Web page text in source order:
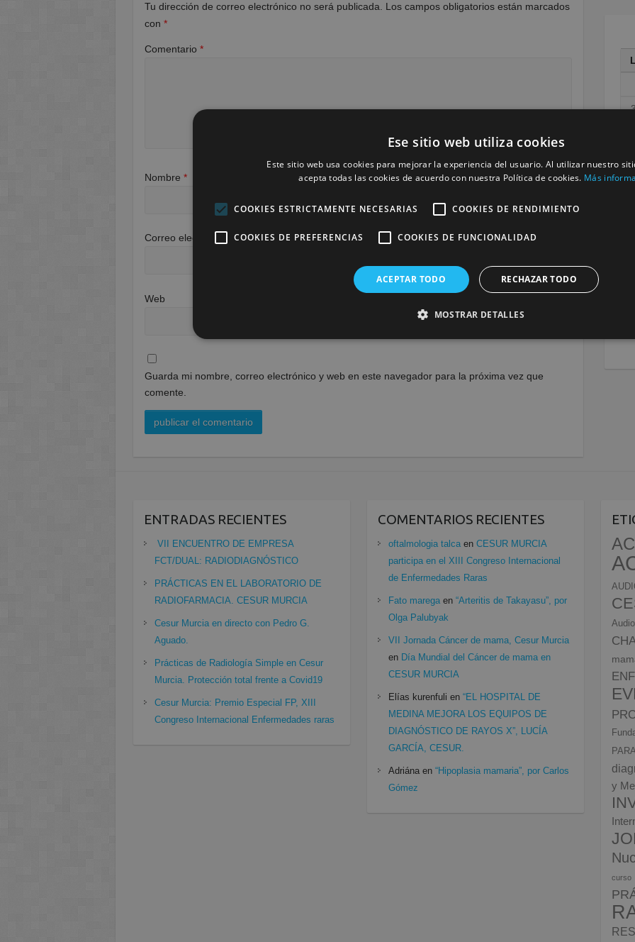
Tu dirección de correo electrónico no será publicada. Los campos obligatorios están marcados
con*
Comentario*
Nombre*
Correo electrónico *
Web
Guarda mi nombre, correo electrónico y web en este navegador para la próxima vez que
comente.
L
ENTRADAS RECIENTES
VII ENCUENTRO DE EMPRESA
FCT/DUAL: RADIODIAGNÓSTICO
PRÁCTICAS EN EL LABORATORIO DE
RADIOFARMACIA. CESUR MURCIA
Cesur Murcia en directo con Pedro G.
Aguado.
Prácticas de Radiología Simple en Cesur
Murcia. Protección total frente a Covid19
Cesur Murcia: Premio Especial FP, XIII
Congreso Internacional Enfermedades raras
COMENTARIOS RECIENTES
oftalmologia talca enCESUR MURCIA
participa en el XIII Congreso Internacional
de Enfermedades Raras
Fato marega en“Arteritis de Takayasu”, por
Olga Palubyak
VII Jornada Cáncer de mama, Cesur Murcia
en Día Mundial del Cáncer de mama en
CESUR MURCIA
Elías kurenfuli en“EL HOSPITAL DE
MEDINA MEJORA LOS EQUIPOS DE
DIAGNÓSTICO DE RAYOS X”, LUCÍA
GARCÍA, CESUR.
Adriána en“Hipoplasia mamaria”, por Carlos
Gómez
y
curso
Ese sitio web utiliza cookies
Este sitio web usa cookies para mejorar la experiencia del usuario. Al utilizar nuestro
acepta todas las cookies de acuerdo con nuestra Política de cookies. Más
COOKIES ESTRICTAMENTE NECESARIAS COOKIES DE RENDIMIENTO
COOKIES DE PREFERENCIAS COOKIES DE FUNCIONALIDAD
ACEPTAR TODO RECHAZAR TODO
MOSTRAR DETALLES